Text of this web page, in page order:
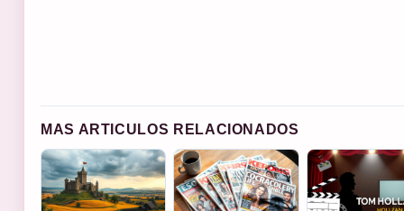
MAS ARTICULOS RELACIONADOS